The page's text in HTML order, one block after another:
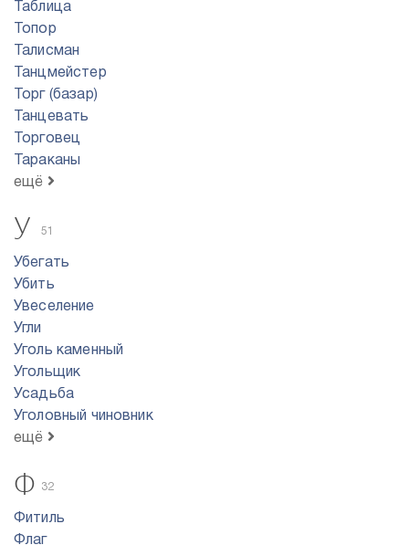
Таблица
Топор
Талисман
Танцмейстер
Торг (базар)
Танцевать
Торговец
Тараканы
ещё
У 51
Убегать
Убить
Увеселение
Угли
Уголь каменный
Угольщик
Усадьба
Уголовный чиновник
ещё
Ф 32
Фитиль
Флаг